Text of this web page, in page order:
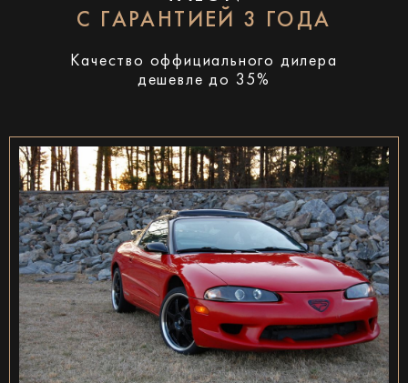
С ГАРАНТИЕЙ 3 ГОДА
Качество оффициального дилера
дешевле до 35%